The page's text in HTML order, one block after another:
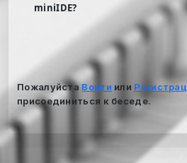
miniIDE?
ПожалуйстаВойти или
присоединиться к беседе.